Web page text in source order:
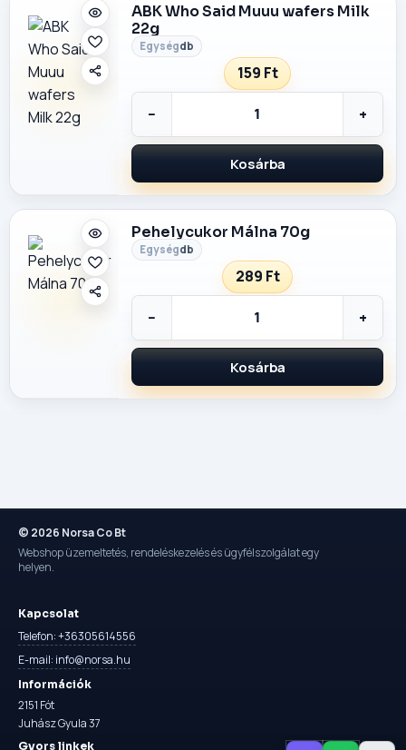
ABK Who Said Muuu wafers Milk
22g
db
159 Ft
− +
Kosárba
Pehelycukor Málna 70g
db
289 Ft
− +
Kosárba
© 2026 Norsa Co Bt
Webshop üzemeltetés, rendeléskezelés és ügyfélszolgálat egy
helyen.
Kapcsolat
Telefon: +36305614556
E-mail: info@norsa.hu
Információk
2151 Fót
Juhász Gyula 37
Gyors linkek